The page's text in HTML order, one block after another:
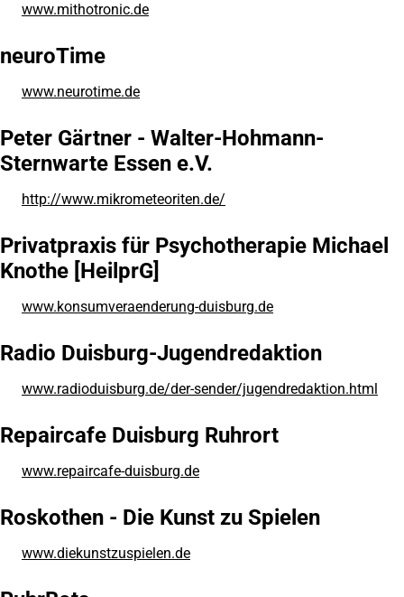
www.mithotronic.de
(Öffnet
einem
neuen
neuroTime
www.neurotime.de
(Öffnet
neuen
Tab)
Peter Gärtner - Walter-Hohmann-
Sternwarte Essen e.V.
http://www.mikrometeoriten.de/
(Öffnet
einem
neuen
Tab)
Privatpraxis für Psychotherapie Michael
Knothe [HeilprG]
www.konsumveraenderung-duisburg.de
(Öffnet
einem
neuen
Radio Duisburg-Jugendredaktion
www.radioduisburg.de/der-sender/jugendredaktion.html
(Öffnet
einem
neuen
Repaircafe Duisburg Ruhrort
www.repaircafe-duisburg.de
(Öffnet
einem
neuen
Roskothen - Die Kunst zu Spielen
www.diekunstzuspielen.de
(Öffnet
einem